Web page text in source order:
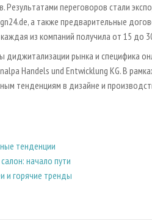
переговоров стали
а также предварительные
из компаний получила от 15 до
диджитализации рынка и специфика
Handels und Entwicklung KG. В
тенденциям в дизайне и
тенденции
начало пути
и горячие тренды